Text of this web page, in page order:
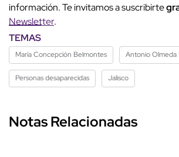
información. Te invitamos a suscribirte
Newsletter.
TEMAS
María Concepción Belmontes Antonio Olmeda
Personas desaparecidas Jalisco
Notas Relacionadas